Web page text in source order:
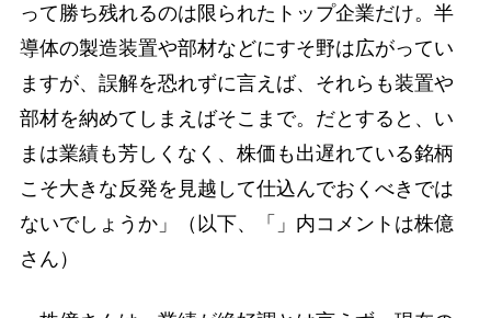
って勝ち残れるのは限られたトップ企業だけ。半
導体の製造装置や部材などにすそ野は広がってい
ますが、誤解を恐れずに言えば、それらも装置や
部材を納めてしまえばそこまで。だとすると、い
まは業績も芳しくなく、株価も出遅れている銘柄
こそ大きな反発を見越して仕込んでおくべきでは
ないでしょうか」（以下、「」内コメントは株億
さん）